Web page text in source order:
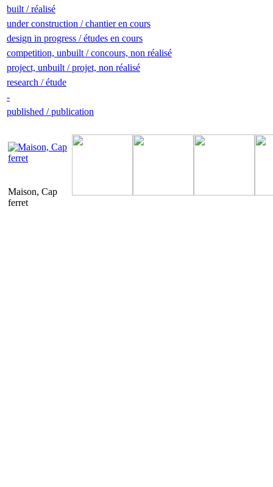
built / réalisé
under construction / chantier en cours
design in progress / études en cours
competition, unbuilt / concours, non réalisé
project, unbuilt / projet, non réalisé
research / étude
-
published / publication
Maison, Cap
ferret